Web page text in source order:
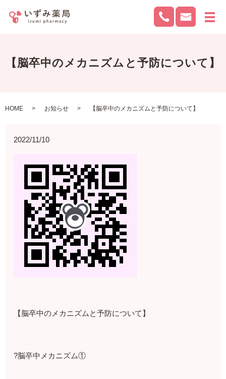
メ
【脳卒中のメカニズムと予防について】
HOME お知らせ 【脳卒中のメカニズムと予防について】
2022/11/10
【脳卒中のメカニズムと予防について】
?脳卒中メカニズム①